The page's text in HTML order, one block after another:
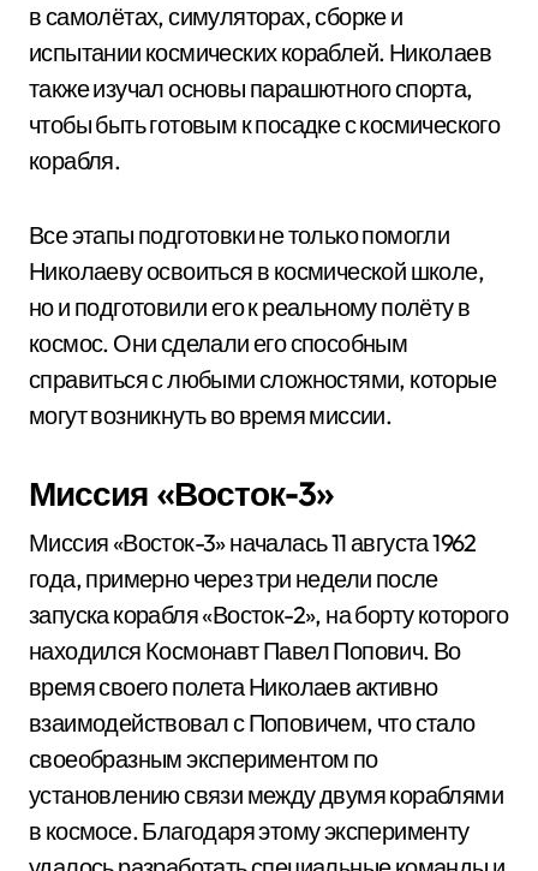
в самолётах, симуляторах, сборке и
испытании космических кораблей. Николаев
также изучал основы парашютного спорта,
чтобы быть готовым к посадке с космического
корабля.
Все этапы подготовки не только помогли
Николаеву освоиться в космической школе,
но и подготовили его к реальному полёту в
космос. Они сделали его способным
справиться с любыми сложностями, которые
могут возникнуть во время миссии.
Миссия «Восток-3»
Миссия «Восток-3» началась 11 августа 1962
года, примерно через три недели после
запуска корабля «Восток-2», на борту которого
находился Космонавт Павел Попович. Во
время своего полета Николаев активно
взаимодействовал с Поповичем, что стало
своеобразным экспериментом по
установлению связи между двумя кораблями
в космосе. Благодаря этому эксперименту